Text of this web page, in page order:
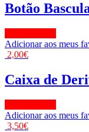
Botão
Adicionar aos meus
2,00€
Caixa de
Adicionar aos meus
3,50€